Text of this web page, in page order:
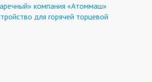
компания «Атоммаш»
для горячей торцевой